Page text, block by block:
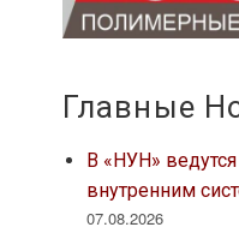
Главные
В «НУН»
внутренним
07.08.2026